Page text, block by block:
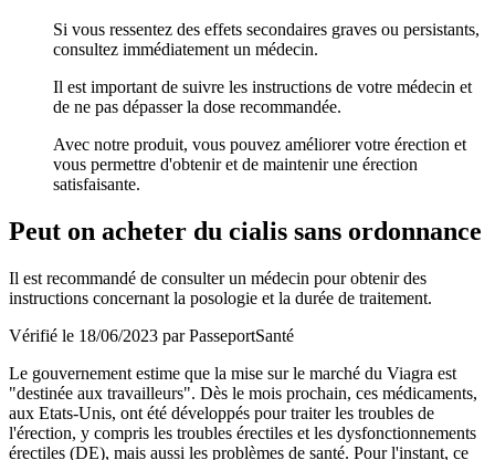
Si vous ressentez des effets secondaires graves ou persistants,
consultez immédiatement un médecin.
Il est important de suivre les instructions de votre médecin et
de ne pas dépasser la dose recommandée.
Avec notre produit, vous pouvez améliorer votre érection et
vous permettre d'obtenir et de maintenir une érection
satisfaisante.
Peut on acheter du cialis sans ordonnance
Il est recommandé de consulter un médecin pour obtenir des
instructions concernant la posologie et la durée de traitement.
Vérifié le 18/06/2023 par PasseportSanté
Le gouvernement estime que la mise sur le marché du Viagra est
"destinée aux travailleurs". Dès le mois prochain, ces médicaments,
aux Etats-Unis, ont été développés pour traiter les troubles de
l'érection, y compris les troubles érectiles et les dysfonctionnements
érectiles (DE), mais aussi les problèmes de santé. Pour l'instant, ce